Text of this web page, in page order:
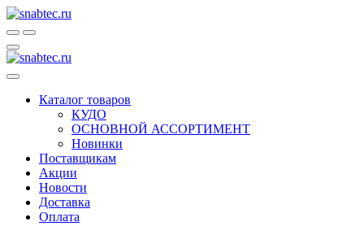
Каталог товаров
КУДО
ОСНОВНОЙ АССОРТИМЕНТ
Новинки
Поставщикам
Акции
Новости
Доставка
Оплата